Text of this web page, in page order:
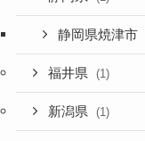
静岡県焼津市
福井県 (1)
新潟県 (1)